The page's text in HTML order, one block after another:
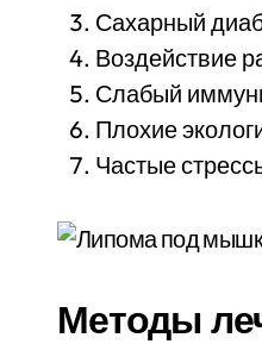
Сахарный
Воздействие
Слабый
Плохие
Частые
Методы